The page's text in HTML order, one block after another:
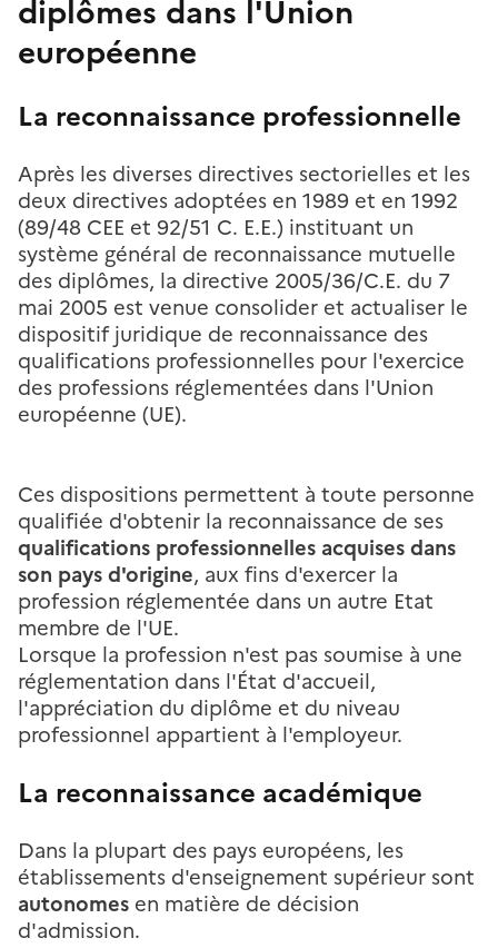
diplômes dans l'Union
européenne
La reconnaissance professionnelle
Après les diverses directives sectorielles et les
deux directives adoptées en 1989 et en 1992
(89/48 CEE et 92/51 C. E.E.) instituant un
système général de reconnaissance mutuelle
des diplômes, la directive 2005/36/C.E. du 7
mai 2005 est venue consolider et actualiser le
dispositif juridique de reconnaissance des
qualifications professionnelles pour l'exercice
des professions réglementées dans l'Union
européenne (UE).
Ces dispositions permettent à toute personne
qualifiée d'obtenir la reconnaissance de ses
qualifications professionnelles acquises dans
son pays d'origine, aux fins d'exercer la
profession réglementée dans un autre Etat
membre de l'UE.
Lorsque la profession n'est pas soumise à une
réglementation dans l'État d'accueil,
l'appréciation du diplôme et du niveau
professionnel appartient à l'employeur.
La reconnaissance académique
Dans la plupart des pays européens, les
établissements d'enseignement supérieur sont
autonomes en matière de décision
d'admission.